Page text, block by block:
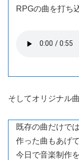
RPGの曲を打ち
そしてオリジナル
既存の曲だけで
作った曲もあげ
今日で音楽制作